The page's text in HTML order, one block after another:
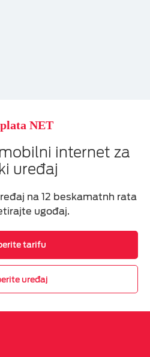
NET
internet za
uređaj
na 12 beskamatnh rata
ugođaj.
tarifu
uređaj